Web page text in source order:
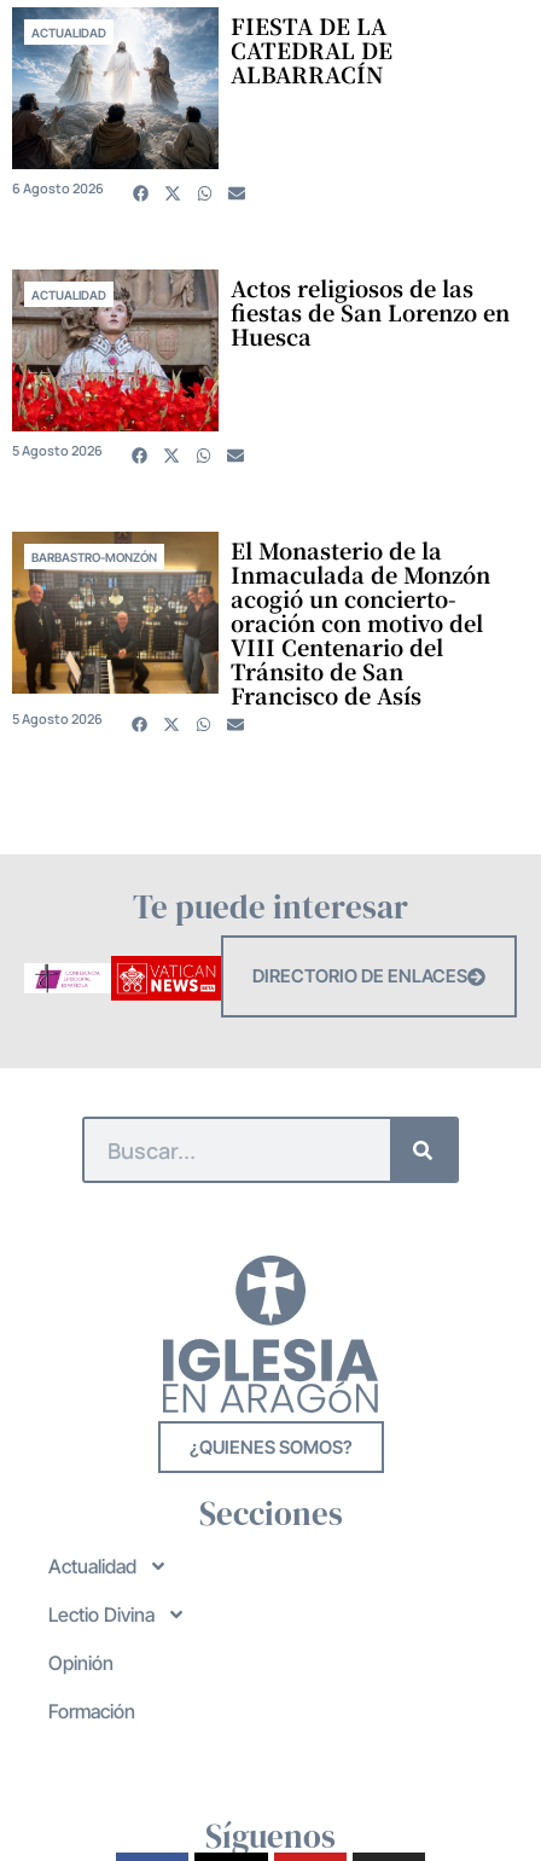
ACTUALIDAD FIESTA DE LA
CATEDRAL DE
ALBARRACÍN
6 Agosto 2026
ACTUALIDAD Actos religiosos de las
fiestas de San Lorenzo en
Huesca
5 Agosto 2026
BARBASTRO-MONZÓN El Monasterio de la
Inmaculada de Monzón
acogió un concierto-
oración con motivo del
VIII Centenario del
Tránsito de San
Francisco de Asís
5 Agosto 2026
Te puede interesar
DIRECTORIO DE ENLACES
¿QUIENES SOMOS?
Secciones
Actualidad
Lectio Divina
Opinión
Formación
Síguenos